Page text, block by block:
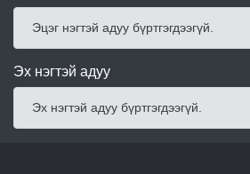
Эцэг нэгтэй адуу бүртгэгдээгүй.
Эх нэгтэй адуу
Эх нэгтэй адуу бүртгэгдээгүй.